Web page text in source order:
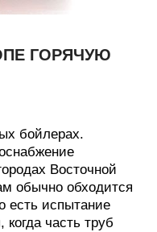
ГОРЯЧУЮ
бойлерах.
Восточной
обычно обходится
есть испытание
часть труб